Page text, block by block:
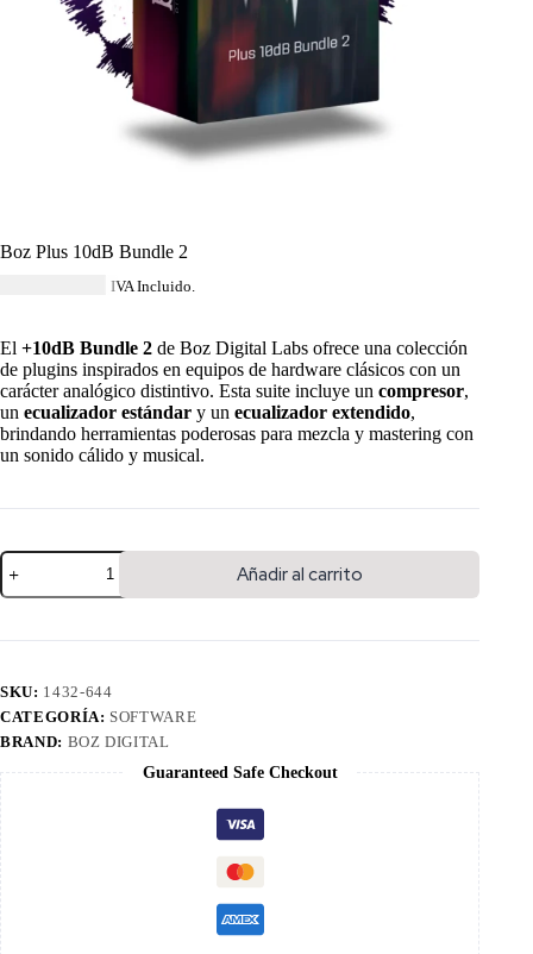
Boz Plus 10dB Bundle 2
IVA Incluido.
El +10dB Bundle 2 de Boz Digital Labs ofrece una colección
de plugins inspirados en equipos de hardware clásicos con un
carácter analógico distintivo. Esta suite incluye un compresor,
un ecualizador estándar y un ecualizador extendido,
brindando herramientas poderosas para mezcla y mastering con
un sonido cálido y musical.
Añadir al carrito
SKU: 1432-644
CATEGORÍA: SOFTWARE
BRAND: BOZ DIGITAL
Guaranteed Safe Checkout